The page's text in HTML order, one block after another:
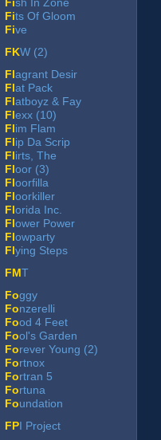
Fits Of Gloom
Five
FKW (2)
Flagrant Desir
Flat Pack
Flatboyz & Fay
Flexx (10)
Flim Flam
Flip Da Scrip
Flirts, The
Floor (3)
Floorfilla
Floorkiller
Florida Inc.
Flower Power
Flowparty
Flying Steps
FMT
Foggy
Fonzerelli
Food 4 Feet
Fool's Garden
Forever Young (2)
Fortnox
Fortran 5
Fortuna
Foundation
FPI Project